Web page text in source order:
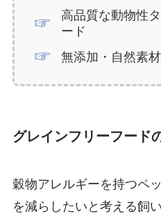
高品質な動物性
ード
無添加・自然素
グレインフリーフード
穀物アレルギーを持つペ
を減らしたいと考える飼